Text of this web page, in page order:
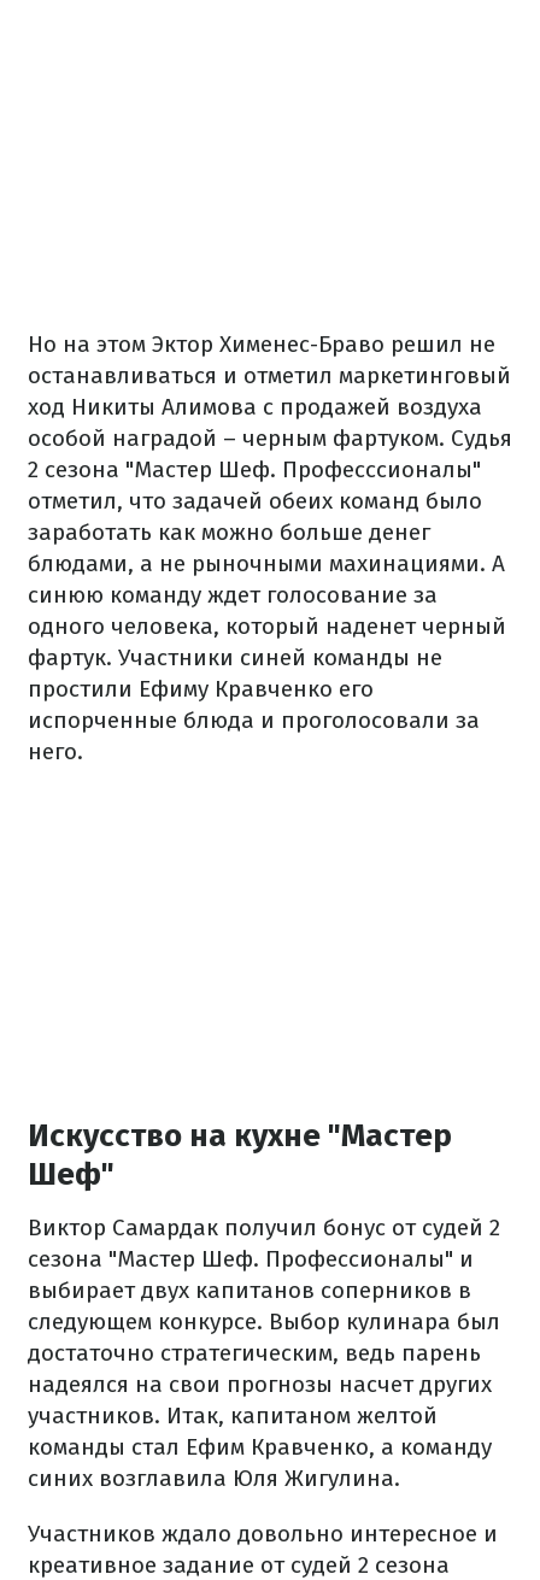
Но на этом Эктор Хименес-Браво решил не
останавливаться и отметил маркетинговый
ход Никиты Алимова с продажей воздуха
особой наградой – черным фартуком. Судья
2 сезона "Мастер Шеф. Професссионалы"
отметил, что задачей обеих команд было
заработать как можно больше денег
блюдами, а не рыночными махинациями. А
синюю команду ждет голосование за
одного человека, который наденет черный
фартук. Участники синей команды не
простили Ефиму Кравченко его
испорченные блюда и проголосовали за
него.
Искусство на кухне "Мастер
Шеф"
Виктор Самардак получил бонус от судей 2
сезона "Мастер Шеф. Профессионалы" и
выбирает двух капитанов соперников в
следующем конкурсе. Выбор кулинара был
достаточно стратегическим, ведь парень
надеялся на свои прогнозы насчет других
участников. Итак, капитаном желтой
команды стал Ефим Кравченко, а команду
синих возглавила Юля Жигулина.
Участников ждало довольно интересное и
креативное задание от судей 2 сезона